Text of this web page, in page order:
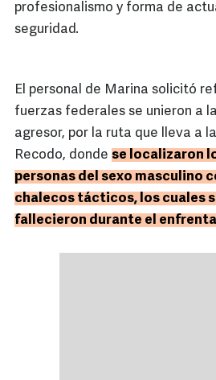
profesionalismo y forma de
seguridad.
El personal de Marina solicitó
fuerzas federales se unieron a
agresor, por la ruta que lleva a
Recodo, donde se localizaron
personas del sexo masculino
chalecos tácticos, los cuales
fallecieron durante el